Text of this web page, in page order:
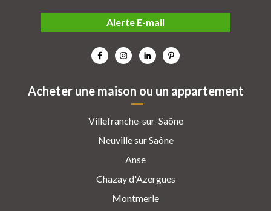
Acheter une maison ou un appartement
Villefranche-sur-Saône
Neuville sur Saône
Anse
Chazay d'Azergues
Montmerle
Alerte E-mail